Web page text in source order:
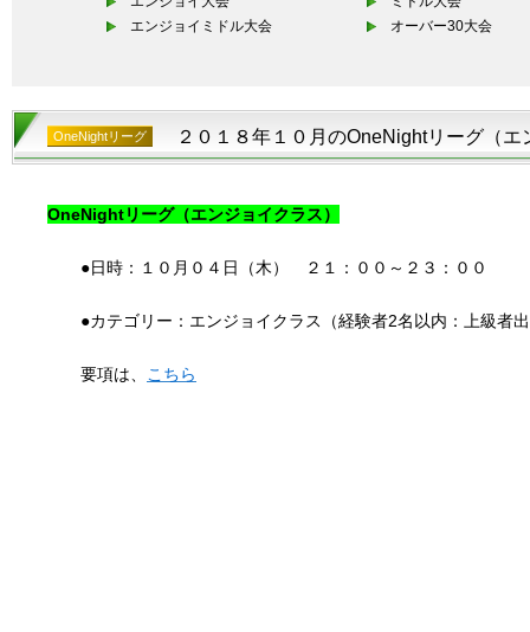
エンジョイミドル大会
オーバー30大会
OneNightリーグ ２０１８年１０月のOneNightリーグ（エ
OneNightリーグ（エンジョイクラス）
●日時：１０月０４日（木） ２１：００～２３：００
●カテゴリー：エンジョイクラス（経験者2名以内：上級者
要項は、 こちら